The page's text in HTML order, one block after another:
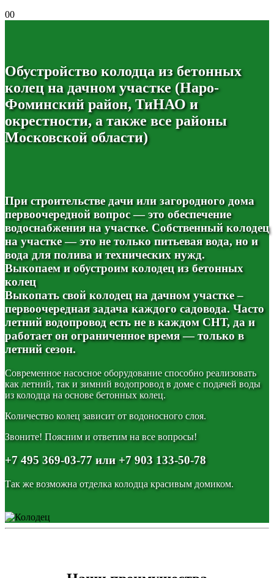
00
Обустройство колодца из бетонных
колец на дачном участке (Наро-
Фоминский район, ТиНАО и
окрестности, а также все районы
Московской области)
При строительстве дачи или загородного дома
первоочередной вопрос — это обеспечение
водоснабжения на участке. Собственный колодец
на участке — это не только питьевая вода, но и
вода для полива и технических нужд.
Выкопаем и обустроим колодец из бетонных
колец
Выкопать свой колодец на дачном участке –
первоочередная задача каждого садовода. Часто
летний водопровод есть не в каждом СНТ, да и
работает он ограниченное время — только в
летний сезон.
Современное насосное оборудование способно реализовать
как летний, так и зимний водопровод в доме с подачей воды
из колодца на основе бетонных колец.
Количество колец зависит от водоносного слоя.
Звоните! Поясним и ответим на все вопросы!
+7 495 369-03-77 или +7 903 133-50-78
Так же возможна отделка колодца красивым домиком.